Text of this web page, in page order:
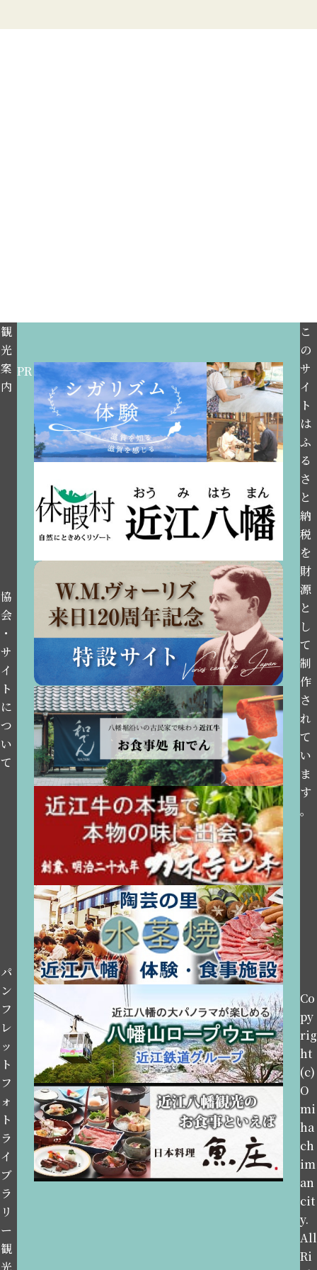
観
光
案
内
協
会
・
サ
イ
ト
に
つ
い
て
パ
ン
フ
レ
ッ
ト
フ
ォ
ト
ラ
イ
ブ
ラ
リ
ー
観
PR
こ
の
サ
イ
ト
は
ふ
る
さ
と
納
税
を
財
源
と
し
て
制
作
さ
れ
て
い
ま
す
。
Co
py
rig
ht
(c)
O
mi
ha
ch
im
an
cit
y.
All
Ri